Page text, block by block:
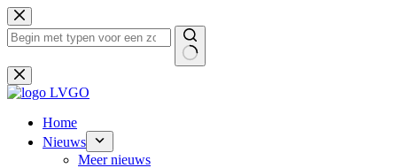
Ga
naar
de
Geen
resultaten
Home
Nieuws
Meer nieuws